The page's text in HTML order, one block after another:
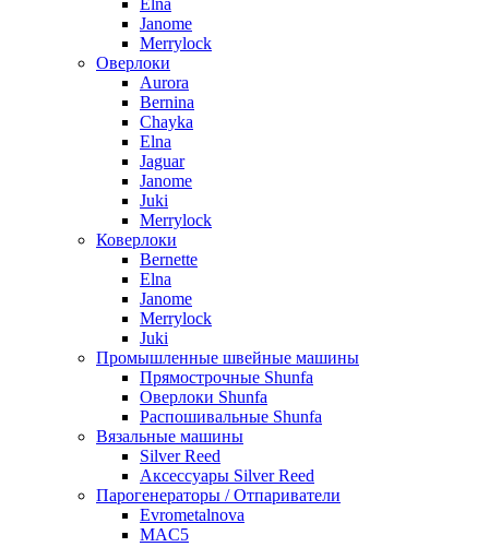
Elna
Janome
Merrylock
Оверлоки
Aurora
Bernina
Chayka
Elna
Jaguar
Janome
Juki
Merrylock
Коверлоки
Bernette
Elna
Janome
Merrylock
Juki
Промышленные швейные машины
Прямострочные Shunfa
Оверлоки Shunfa
Распошивальные Shunfa
Вязальные машины
Silver Reed
Аксессуары Silver Reed
Парогенераторы / Отпариватели
Evrometalnova
MAC5